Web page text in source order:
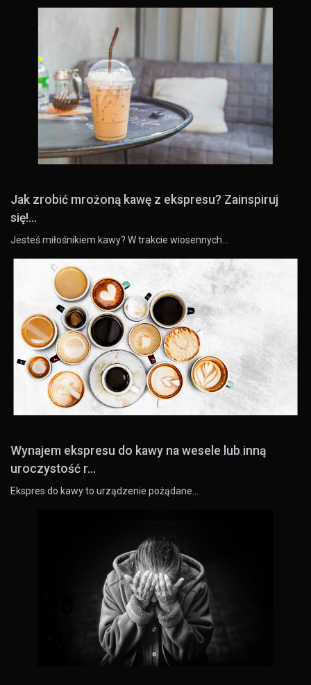
Jak zrobić mrożoną kawę z ekspresu? Zainspiruj
się!...
Jesteś miłośnikiem kawy? W trakcie wiosennych…
Wynajem ekspresu do kawy na wesele lub inną
uroczystość r...
Ekspres do kawy to urządzenie pożądane…